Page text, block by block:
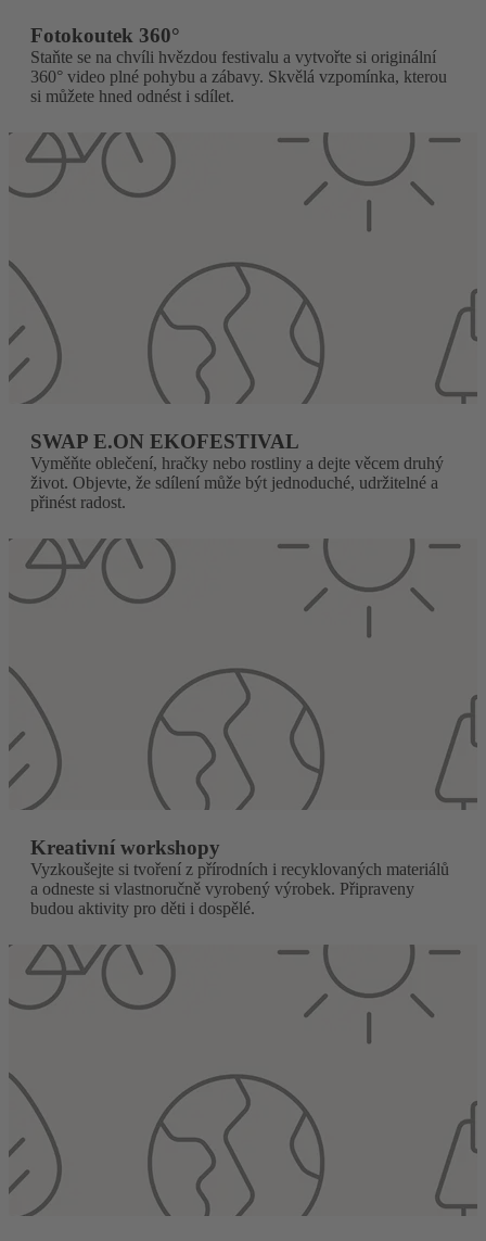
Fotokoutek 360°
Staňte se na chvíli hvězdou festivalu a vytvořte si originální
360° video plné pohybu a zábavy. Skvělá vzpomínka, kterou
si můžete hned odnést i sdílet.
SWAP E.ON EKOFESTIVAL
Vyměňte oblečení, hračky nebo rostliny a dejte věcem druhý
život. Objevte, že sdílení může být jednoduché, udržitelné a
přinést radost.
Kreativní workshopy
Vyzkoušejte si tvoření z přírodních i recyklovaných materiálů
a odneste si vlastnoručně vyrobený výrobek. Připraveny
budou aktivity pro děti i dospělé.